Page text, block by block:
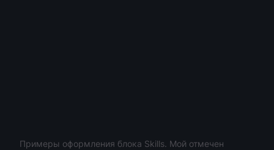
Примеры оформления блока Skills. Мой отмечен